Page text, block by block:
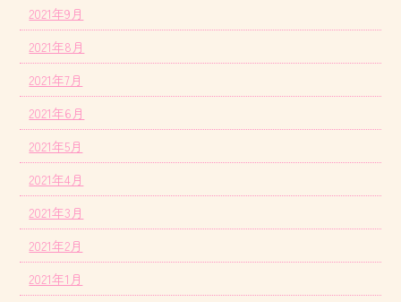
2021年9月
2021年8月
2021年7月
2021年6月
2021年5月
2021年4月
2021年3月
2021年2月
2021年1月